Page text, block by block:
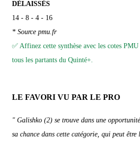
DÉLAISSÉS
14 - 8 - 4 - 16
* Source pmu.fr
✅ Affinez cette synthèse avec les cotes
tous les partants du Quinté+.
LE FAVORI VU PAR LE PRO
" Galishko (2) se trouve dans une
sa chance dans cette catégorie, qui peut être